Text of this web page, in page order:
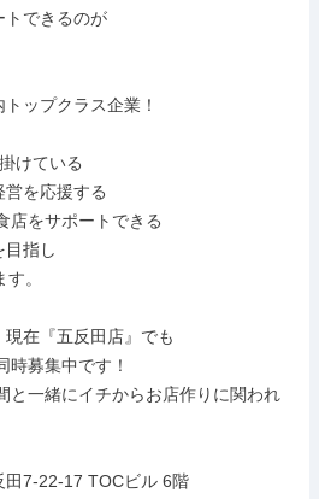
トできるのが
ップクラス企業！
けている
を応援する
店をサポートできる
目指し
。
在『五反田店』でも
田7-22-17 TOCビル 6階